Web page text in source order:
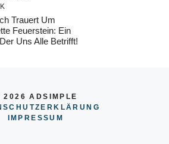
Trauert Um
Feuerstein: Ein
Uns Alle Betrifft!
2026 ADSIMPLE
IMPRESSU M